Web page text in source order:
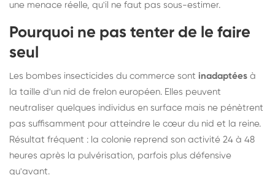
une menace réelle, qu'il ne faut pas sous-estimer.
Pourquoi ne pas tenter de le faire
seul
Les bombes insecticides du commerce sont inadaptées à
la taille d'un nid de frelon européen. Elles peuvent
neutraliser quelques individus en surface mais ne pénètrent
pas suffisamment pour atteindre le cœur du nid et la reine.
Résultat fréquent : la colonie reprend son activité 24 à 48
heures après la pulvérisation, parfois plus défensive
qu'avant.